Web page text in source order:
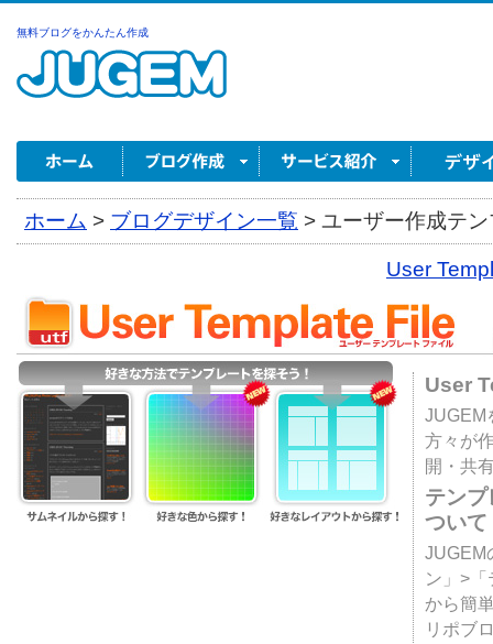
無料ブログをかんたん作成
ホーム > ブログデザイン一覧 > ユーザー作成テ
User
User
JUGEM
方々が
開・共
テン
ついて
JUGEM
ン」>
から簡
リポブ